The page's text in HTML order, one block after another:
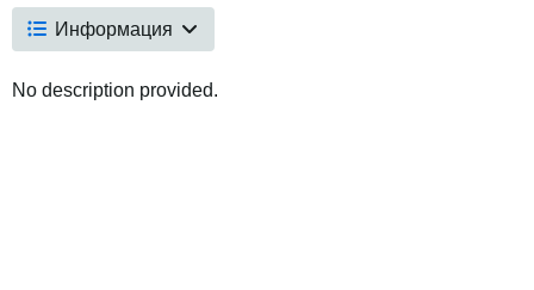
Информация
No description provided.